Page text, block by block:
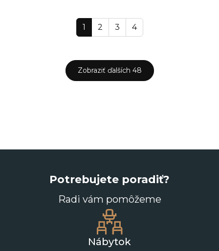
1 2 3 4
Zobraziť ďalších 48
Potrebujete poradiť?
Radi vám pomôžeme
Nábytok